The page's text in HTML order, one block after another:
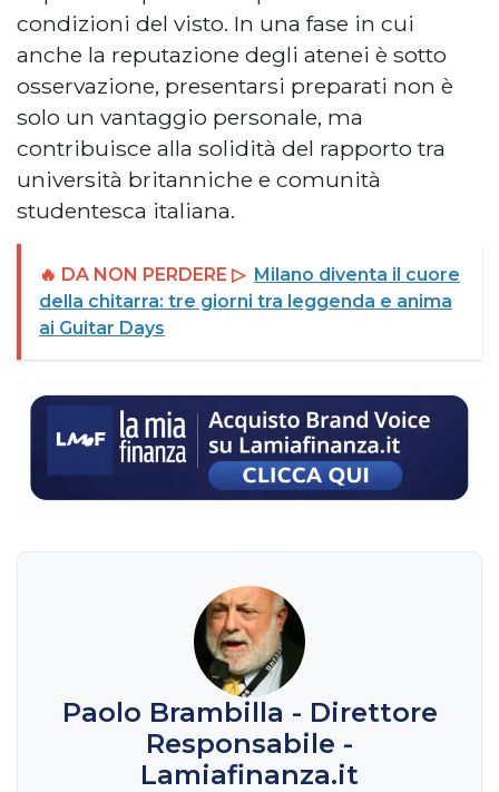
condizioni del visto. In una fase in cui
anche la reputazione degli atenei è sotto
osservazione, presentarsi preparati non è
solo un vantaggio personale, ma
contribuisce alla solidità del rapporto tra
università britanniche e comunità
studentesca italiana.
🔥 DA NON PERDERE ▷ Milano diventa il cuore
della chitarra: tre giorni tra leggenda e anima
ai Guitar Days
Paolo Brambilla - Direttore
Responsabile -
Lamiafinanza.it